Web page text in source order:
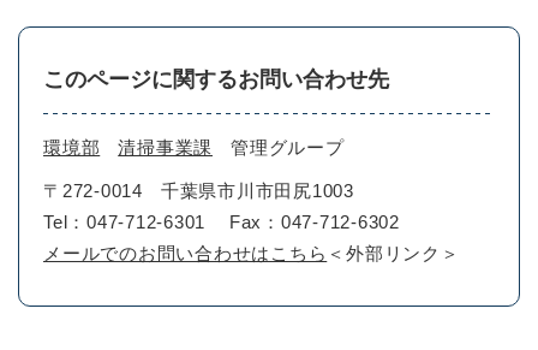
このページに関するお問い合わせ先
環境部 清掃事業課 管理グループ
〒272-0014
千葉県市川市田尻1003
Tel：047-712-6301
Fax：047-712-6302
メールでのお問い合わせはこちら ＜外部リンク＞